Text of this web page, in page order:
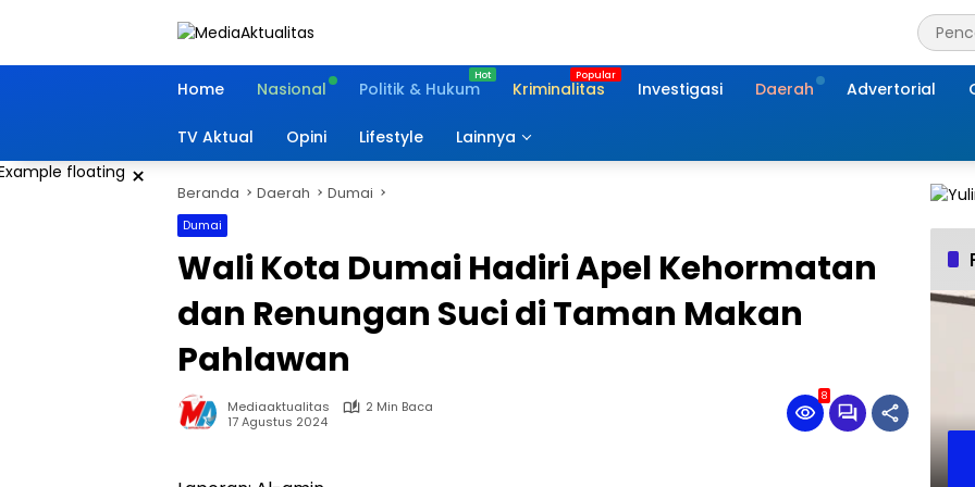
Home
Nasional Politik & Hukum Kriminalitas Investigasi Daerah Advertorial
TV Aktual Opini Lifestyle Lainnya
× Beranda Daerah Dumai
Dumai
Wali Kota Dumai Hadiri Apel Kehormatan
dan Renungan Suci di Taman Makan
Pahlawan
Mediaaktualitas
2 Min Baca
17 Agustus 2024
8